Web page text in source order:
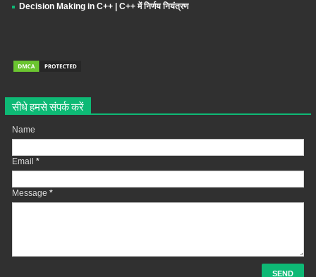
Decision Making in C++ | C++ में निर्णय नियंत्रण
सीधे हमसे संपर्क करें
Name
Email *
Message *